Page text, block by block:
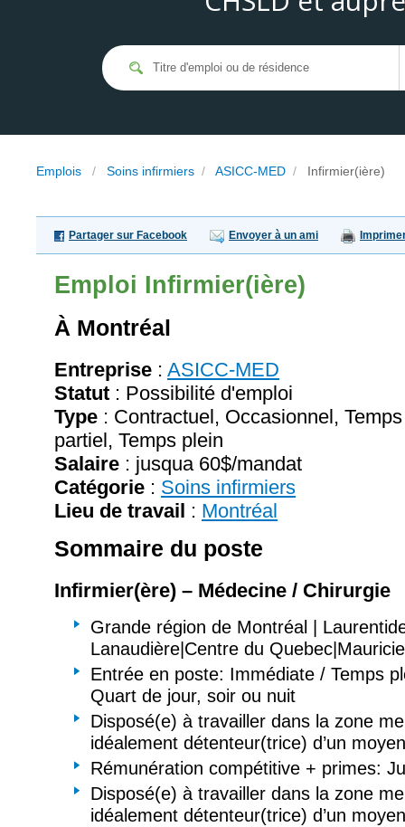
Emplois / Soins infirmiers / ASICC-MED / Infirmier(ière)
Partager sur Facebook Envoyer à un ami
Emploi Infirmier(ière)
À Montréal
Entreprise : ASICC-MED
Statut : Possibilité d'emploi
Type : Contractuel, Occasionnel, Temps
partiel, Temps plein
Salaire : jusqua 60$/mandat
Catégorie : Soins infirmiers
Lieu de travail : Montréal
Sommaire du poste
Infirmier(ère) – Médecine / Chirurgie
Grande région de Montréal |
Lanaudière|Centre du
Entrée en poste: Immédiate / Temps
Quart de jour, soir ou nuit
Disposé(e) à travailler dans la zone
idéalement détenteur(trice) d’un
Rémunération compétitive + primes:
Disposé(e) à travailler dans la zone
idéalement détenteur(trice) d’un